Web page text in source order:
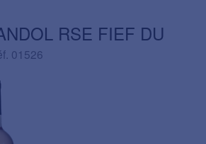
RSE FIEF DU
01526